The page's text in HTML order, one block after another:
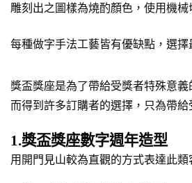
雕刻出之圖樣為燒酌顏色，使用機
每種做字手法工藝皆有優缺點，選
獎盃獎座是為了帶給受獎者特殊意
而得到許多訂購者的選擇，只為帶
1.獎盃獎座數字週年造型
用開門見山較為直觀的方式表達此